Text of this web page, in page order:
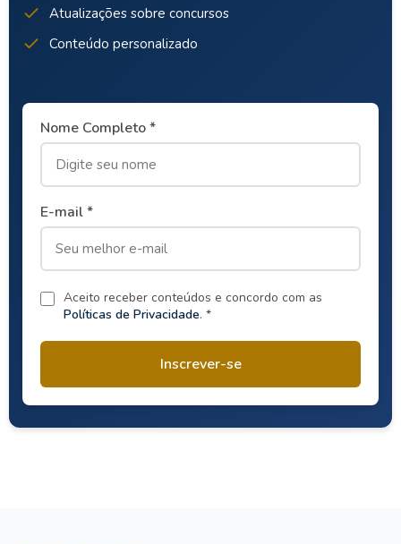
Atualizações sobre concursos
Conteúdo personalizado
Nome Completo *
E-mail *
Aceito receber conteúdos e concordo com as
Políticas de Privacidade. *
Inscrever-se